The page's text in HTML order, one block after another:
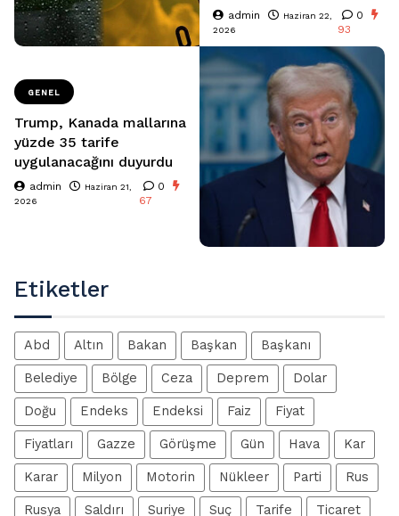
admin
Haziran 22,
2026
0
93
GENEL
Trump, Kanada mallarına
yüzde 35 tarife
uygulanacağını duyurdu
admin
Haziran 21,
2026
0
67
Etiketler
Abd Altın Bakan Başkan Başkanı
Belediye Bölge Ceza Deprem Dolar
Doğu Endeks Endeksi Faiz Fiyat
Fiyatları Gazze Görüşme Gün Hava Kar
Karar Milyon Motorin Nükleer Parti Rus
Rusya Saldırı Suriye Suç Tarife Ticaret